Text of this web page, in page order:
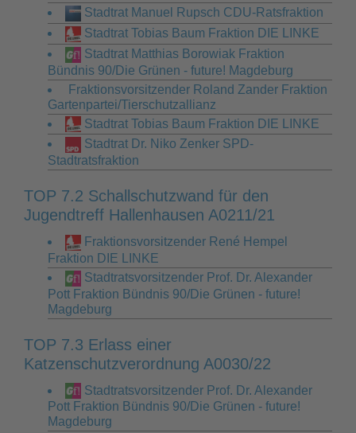
Stadtrat Manuel Rupsch CDU-Ratsfraktion
Stadtrat Tobias Baum Fraktion DIE LINKE
Stadtrat Matthias Borowiak Fraktion
Bündnis 90/Die Grünen - future! Magdeburg
Fraktionsvorsitzender Roland Zander Fraktion
Gartenpartei/Tierschutzallianz
Stadtrat Tobias Baum Fraktion DIE LINKE
Stadtrat Dr. Niko Zenker SPD-
Stadtratsfraktion
TOP 7.2 Schallschutzwand für den
Jugendtreff Hallenhausen A0211/21
Fraktionsvorsitzender René Hempel
Fraktion DIE LINKE
Stadtratsvorsitzender Prof. Dr. Alexander
Pott Fraktion Bündnis 90/Die Grünen - future!
Magdeburg
TOP 7.3 Erlass einer
Katzenschutzverordnung A0030/22
Stadtratsvorsitzender Prof. Dr. Alexander
Pott Fraktion Bündnis 90/Die Grünen - future!
Magdeburg